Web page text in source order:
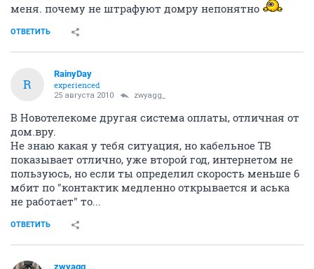
меня. почему не штрафуют домру непонятно
ОТВЕТИТЬ
R
RainyDay
experienced
25 августа 2010 zwyagg_
В Новотелекоме другая система оплаты, отличная от
дом.вру.
Не знаю какая у тебя ситуация, но кабельное ТВ
показывает отлично, уже второй год, интернетом не
пользуюсь, но если ты определил скорость меньше 6
мбит по "контактик медленно открывается и аська
не работает" то...
ОТВЕТИТЬ
zwyagg_